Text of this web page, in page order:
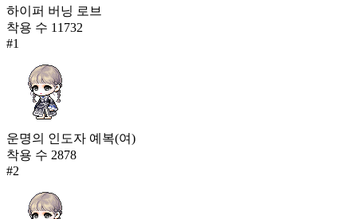
하이퍼 버닝 로브
착용 수 11732
#1
운명의 인도자 예복(여)
착용 수 2878
#2